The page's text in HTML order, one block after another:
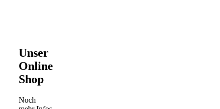
Unser
Online
Shop
Noch